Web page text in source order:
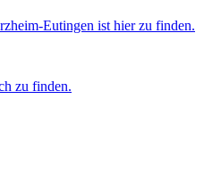
Eutingen ist hier zu finden.
zu finden.